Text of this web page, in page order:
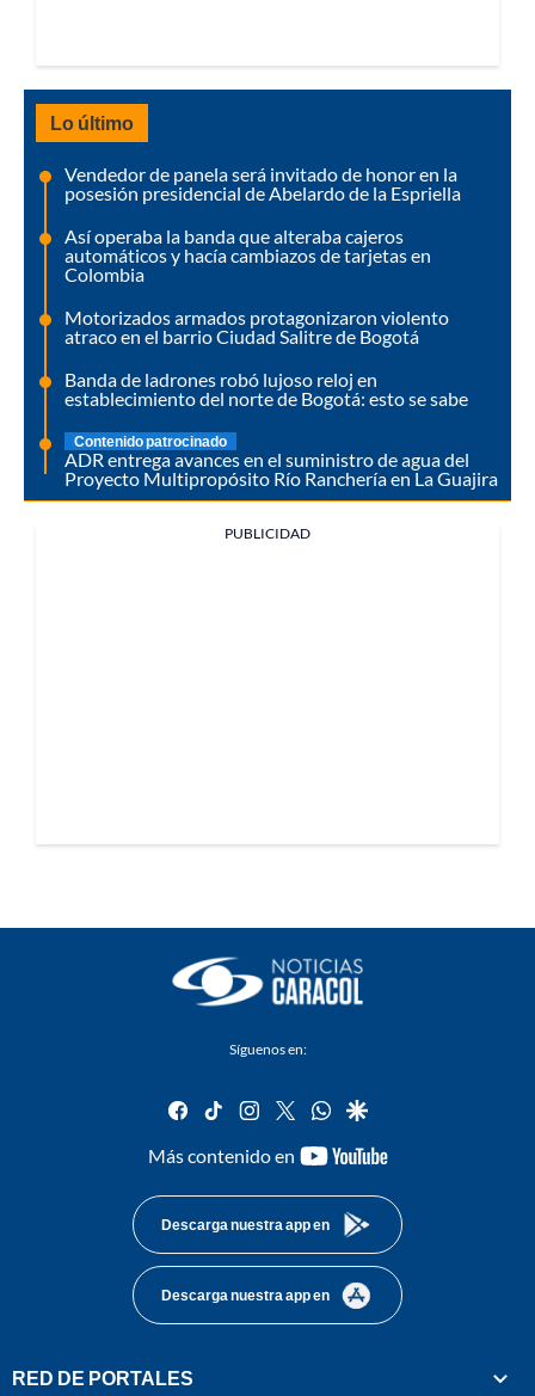
Lo último
Vendedor de panela será invitado de honor en la
posesión presidencial de Abelardo de la Espriella
Así operaba la banda que alteraba cajeros
automáticos y hacía cambiazos de tarjetas en
Colombia
Motorizados armados protagonizaron violento
atraco en el barrio Ciudad Salitre de Bogotá
Banda de ladrones robó lujoso reloj en
establecimiento del norte de Bogotá: esto se sabe
Contenido patrocinado
ADR entrega avances en el suministro de agua del
Proyecto Multipropósito Río Ranchería en La Guajira
PUBLICIDAD
Síguenos en:
facebook
tiktok instagram
twitterwhatsapp
google
Más contenido en
youtube-
Descarga nuestra app en
Descarga nuestra app en
RED DE PORTALES